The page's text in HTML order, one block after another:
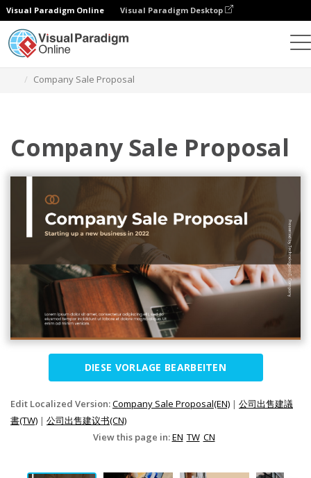
Visual Paradigm Online Visual Paradigm Desktop
Company Sale Proposal
Company Sale Proposal
DIESE VORLAGE BEARBEITEN
Edit Localized Version:Company Sale Proposal(EN) | 公司出售建議
書(TW) | 公司出售建议书(CN)
View this page in:EN TW CN